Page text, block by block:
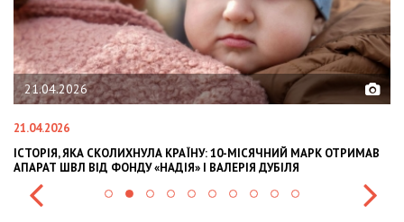
21.04.2026
21.04.2026
ІСТОРІЯ, ЯКА СКОЛИХНУЛА КРАЇНУ: 10-МІСЯЧНИЙ МАРК ОТРИМАВ
АПАРАТ ШВЛ ВІД ФОНДУ «НАДІЯ» І ВАЛЕРІЯ ДУБІЛЯ